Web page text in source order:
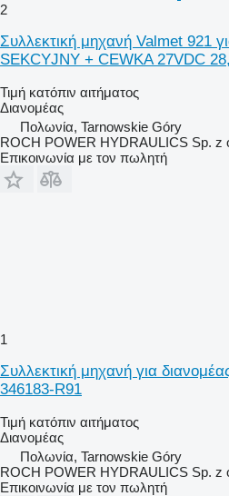
2
Συλλεκτική μηχανή Valmet 921
SEKCYJNY + CEWKA 27VDC
Τιμή κατόπιν αιτήματος
Διανομέας
Πολωνία, Tarnowskie Góry
ROCH POWER HYDRAULICS Sp. z
Επικοινωνία με τον πωλητή
1
Συλλεκτική μηχανή για
346183-R91
Τιμή κατόπιν αιτήματος
Διανομέας
Πολωνία, Tarnowskie Góry
ROCH POWER HYDRAULICS Sp. z
Επικοινωνία με τον πωλητή